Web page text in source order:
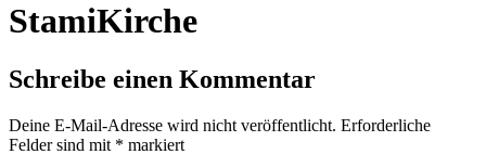
StamiKirche
Schreibe einen Kommentar
Deine E-Mail-Adresse wird nicht veröffentlicht. Erforderliche
Felder sind mit * markiert